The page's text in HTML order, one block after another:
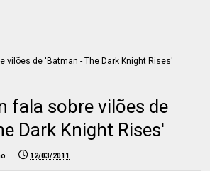
fala sobre vilões de
Dark Knight Rises'
12/03/2011